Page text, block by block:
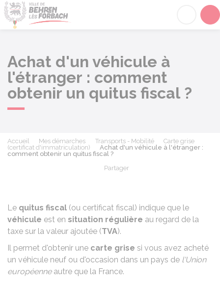
Achat d'un véhicule à
l'étranger : comment
obtenir un quitus fiscal ?
Accueil Mes démarches Transports - Mobilité
Carte grise
(certificat d'immatriculation)
Achat d'un véhicule à l'étranger :
comment obtenir un quitus fiscal ?
Partager
Le quitus fiscal (ou certificat fiscal) indique que le
véhicule est en situation régulière au regard de la
taxe sur la valeur ajoutée (TVA).
Il permet d'obtenir une carte grise si vous avez acheté
un véhicule neuf ou d'occasion dans un pays de l'Union
européenneautre que la France.